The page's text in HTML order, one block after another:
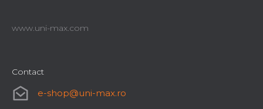
www.uni-max.com
Contact
e-shop@uni-max.ro